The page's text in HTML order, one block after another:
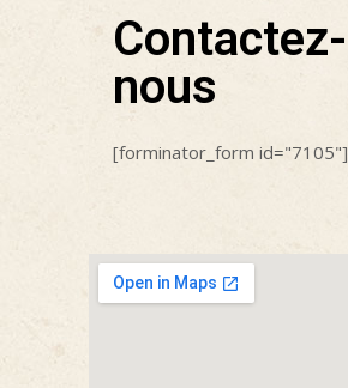
Contactez-
nous
[forminator_form id="7105"]